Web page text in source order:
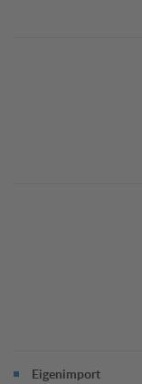
Eigenimport